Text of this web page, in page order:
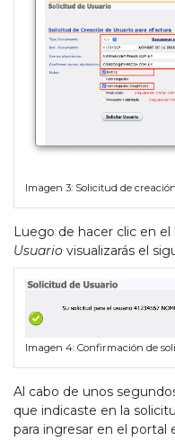
Imagen 3: Solicitud de
Luego de hacer clic en
Usuario visualizarás el
Imagen 4: Confirmación de
Al cabo de unos
que indicaste en la
para ingresar en el portal